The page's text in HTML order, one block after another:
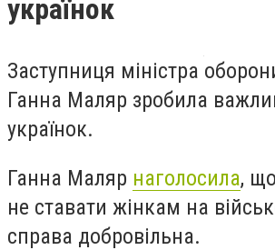
українок
Заступниця міністра
Ганна Маляр зробила
українок.
Ганна Маляр наголосила,
не ставати жінкам на
справа добровільна.